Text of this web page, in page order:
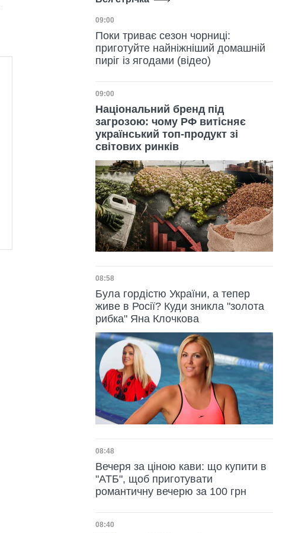
Дата публікації
09:00
Поки триває сезон чорниці:
приготуйте найніжніший домашній
пиріг із ягодами (відео)
Дата публікації
09:00
Національний бренд під
загрозою: чому РФ витісняє
український топ-продукт зі
світових ринків
Дата публікації
08:58
Була гордістю України, а тепер
живе в Росії? Куди зникла "золота
рибка" Яна Клочкова
Дата публікації
08:48
Вечеря за ціною кави: що купити в
"АТБ", щоб приготувати
романтичну вечерю за 100 грн
Дата публікації
08:40